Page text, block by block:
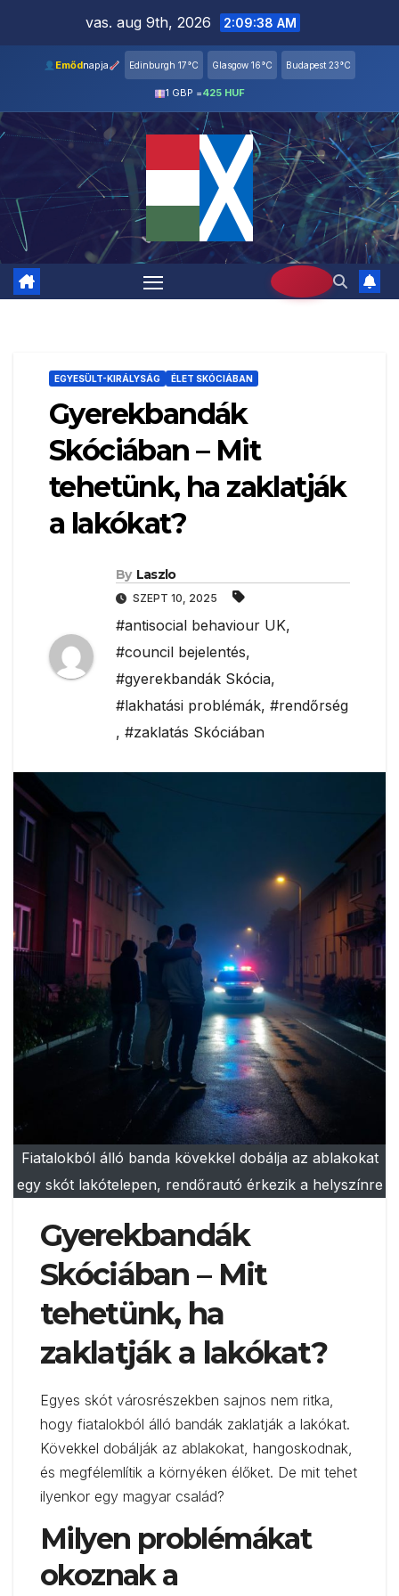
content
vas. aug 9th, 2026 2:09:39 AM
Emődnapja Edinburgh 17°C Glasgow 16°C Budapest 23°C
1 GBP =425 HUF
EGYESÜLT-KIRÁLYSÁG ÉLET SKÓCIÁBAN
Gyerekbandák
Skóciában – Mit
tehetünk, ha zaklatják
a lakókat?
By Laszlo
SZEPT 10, 2025
#antisocial behaviour UK,
#council bejelentés,
#gyerekbandák Skócia,
#lakhatási problémák, #rendőrség
, #zaklatás Skóciában
Fiatalokból álló banda kövekkel dobálja az ablakokat
egy skót lakótelepen, rendőrautó érkezik a helyszínre
Gyerekbandák
Skóciában – Mit
tehetünk, ha
zaklatják a lakókat?
Egyes skót városrészekben sajnos nem ritka,
hogy fiatalokból álló bandák zaklatják a lakókat.
Kövekkel dobálják az ablakokat, hangoskodnak,
és megfélemlítik a környéken élőket. De mit tehet
ilyenkor egy magyar család?
Milyen problémákat
okoznak a